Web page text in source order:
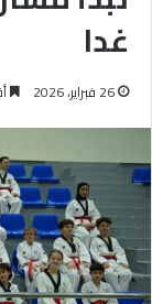
غدا
26 فبراير، 2026